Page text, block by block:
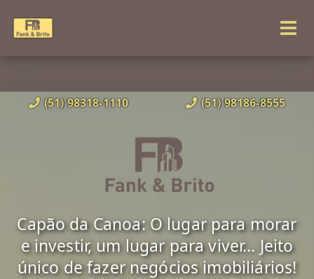
(51) 98318-1110 (51) 98186-8555
Capão da Canoa: O lugar para morar
e investir, um lugar para viver... Jeito
único de fazer negócios imobiliários!